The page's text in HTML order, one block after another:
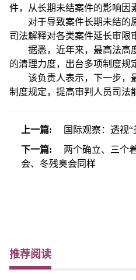
最高法审判管理办公室负责人
件2.26万件。2021年9月1日至
结诉讼案件4.13万件；清理1
件。
件，从长期未结案件的影响因
疑难复杂、疫情等2812件；涉
等待其他法院审理结果1418
642件；当事人送达法律文书
多种影响因素。
对于导致案件长期未结的
司法解释对各类案件延长审限
只是规定了应在审限届满前
的标准，导致审限可能多次延
杂疑难案件的能力不足，对“
畏难情绪，造成“难案”审理时
据悉，近年来，最高法高
的清理力度，出台多项制度规
理机制以及长期未结案件管
制长期未结案件增量、消化存
该负责人表示，下一步，
制度规定，提高审判人员司法
人员，依纪依规进行追责。”
上一篇:
国际观察：透视
下一篇:
两个确立、三个
会、冬残奥会同样
推荐阅读